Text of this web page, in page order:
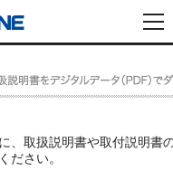
、取扱説明書や取付説明書
ださい。